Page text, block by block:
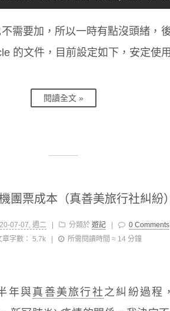
需要加，所以一時有點沒頭緒，
的文件，目前設定如下，安定使
閱讀全文 »
團票成本（真善美旅行社糾紛）
07-07, 週二 分類於 遊記
0 Comments
章字數： 5.7k 所需閱讀時間 ≈ 14 分鐘
年與真善美旅行社 之糾紛過程